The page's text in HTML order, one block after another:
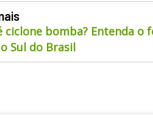
ciclone bomba? Entenda o
Sul do Brasil